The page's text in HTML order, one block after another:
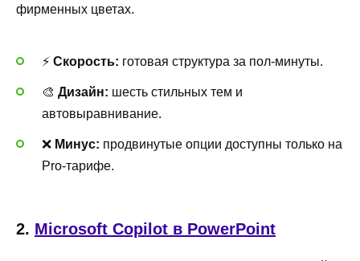
фирменных цветах.
⚡️ Скорость: готовая структура за пол-минуты.
🎨 Дизайн: шесть стильных тем и
автовыравнивание.
❌ Минус: продвинутые опции доступны только на
Pro-тарифе.
2. Microsoft Copilot в PowerPoint